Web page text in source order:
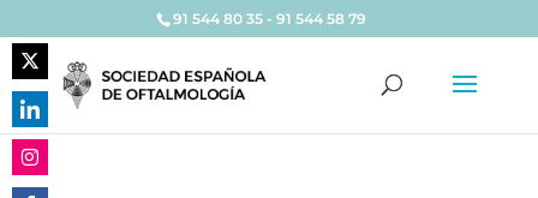
91 544 80 35 - 91 544 58 79
Share
on
Twitter
Share
on
Share